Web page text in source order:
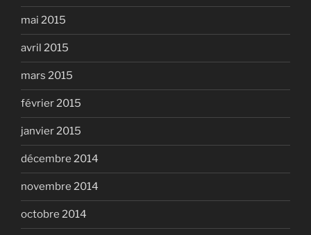
mai 2015
avril 2015
mars 2015
février 2015
janvier 2015
décembre 2014
novembre 2014
octobre 2014